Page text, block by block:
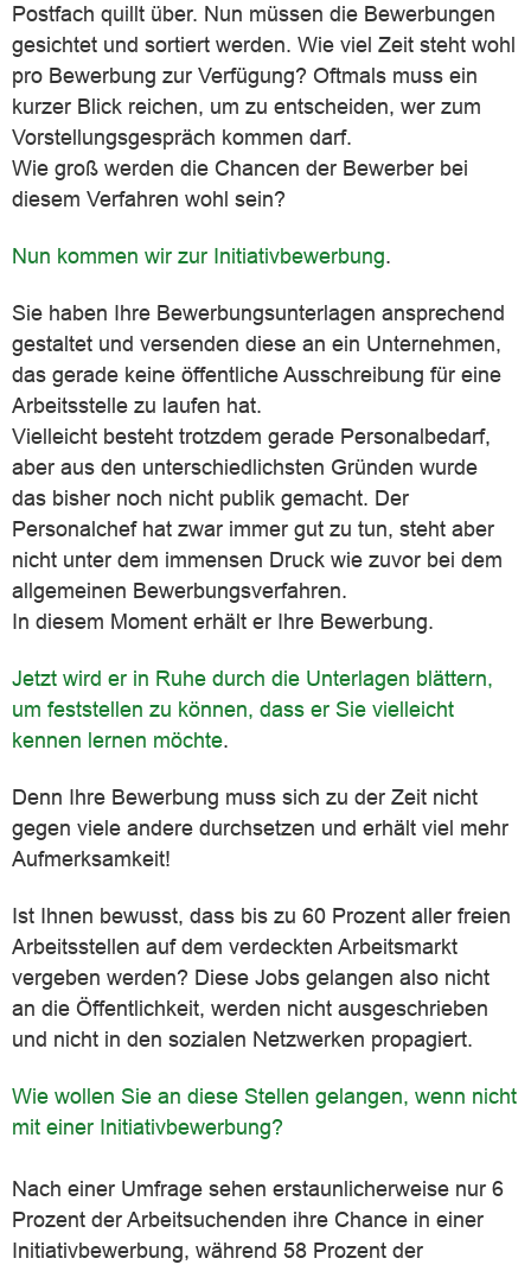
Postfach quillt über. Nun müssen die Bewerbungen
gesichtet und sortiert werden. Wie viel Zeit steht wohl
pro Bewerbung zur Verfügung? Oftmals muss ein
kurzer Blick reichen, um zu entscheiden, wer zum
Vorstellungsgespräch kommen darf.
Wie groß werden die Chancen der Bewerber bei
diesem Verfahren wohl sein?
Nun kommen wir zur Initiativbewerbung.
Sie haben Ihre Bewerbungsunterlagen ansprechend
gestaltet und versenden diese an ein Unternehmen,
das gerade keine öffentliche Ausschreibung für eine
Arbeitsstelle zu laufen hat.
Vielleicht besteht trotzdem gerade Personalbedarf,
aber aus den unterschiedlichsten Gründen wurde
das bisher noch nicht publik gemacht. Der
Personalchef hat zwar immer gut zu tun, steht aber
nicht unter dem immensen Druck wie zuvor bei dem
allgemeinen Bewerbungsverfahren.
In diesem Moment erhält er Ihre Bewerbung.
Jetzt wird er in Ruhe durch die Unterlagen blättern,
um feststellen zu können, dass er Sie vielleicht
kennen lernen möchte.
Denn Ihre Bewerbung muss sich zu der Zeit nicht
gegen viele andere durchsetzen und erhält viel mehr
Aufmerksamkeit!
Ist Ihnen bewusst, dass bis zu 60 Prozent aller freien
Arbeitsstellen auf dem verdeckten Arbeitsmarkt
vergeben werden? Diese Jobs gelangen also nicht
an die Öffentlichkeit, werden nicht ausgeschrieben
und nicht in den sozialen Netzwerken propagiert.
Wie wollen Sie an diese Stellen gelangen, wenn nicht
mit einer Initiativbewerbung?
Nach einer Umfrage sehen erstaunlicherweise nur 6
Prozent der Arbeitsuchenden ihre Chance in einer
Initiativbewerbung, während 58 Prozent der